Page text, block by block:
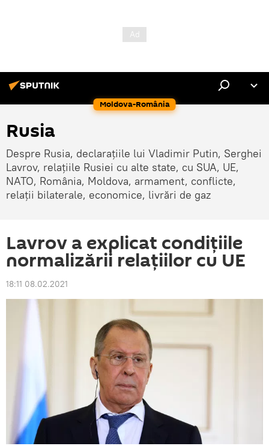
Moldova-România
Rusia
Despre Rusia, declarațiile lui Vladimir Putin, Serghei
Lavrov, relațiile Rusiei cu alte state, cu SUA, UE,
NATO, România, Moldova, armament, conflicte,
relații bilaterale, economice, livrări de gaz
Lavrov a explicat condițiile
normalizării relațiilor cu UE
18:11 08.02.2021